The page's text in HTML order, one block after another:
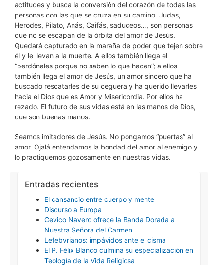
actitudes y busca la conversión del corazón de todas las
personas con las que se cruza en su camino. Judas,
Herodes, Pilato, Anás, Caifás, saduceos…, son personas
que no se escapan de la órbita del amor de Jesús.
Quedará capturado en la maraña de poder que tejen sobre
él y le llevan a la muerte. A ellos también llega el
“perdónales porque no saben lo que hacen”; a ellos
también llega el amor de Jesús, un amor sincero que ha
buscado rescatarles de su ceguera y ha querido llevarles
hacia el Dios que es Amor y Misericordia. Por ellos ha
rezado. El futuro de sus vidas está en las manos de Dios,
que son buenas manos.
Seamos imitadores de Jesús. No pongamos “puertas” al
amor. Ojalá entendamos la bondad del amor al enemigo y
lo practiquemos gozosamente en nuestras vidas.
Entradas recientes
El cansancio entre cuerpo y mente
Discurso a Europa
Cevico Navero ofrece la Banda Dorada a
Nuestra Señora del Carmen
Lefebvrianos: impávidos ante el cisma
El P. Félix Blanco culmina su especialización en
Teología de la Vida Religiosa